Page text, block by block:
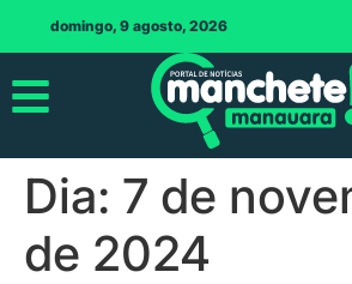
domingo, 9 agosto, 2026
Dia: 7 de
de 2024